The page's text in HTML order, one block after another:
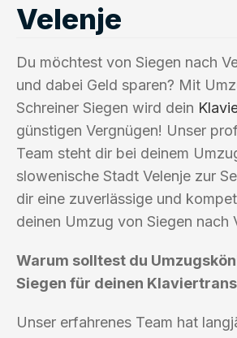
Velenje
Du möchtest von Siegen nach
und dabei Geld sparen? Mit
Schreiner Siegen wird dein
günstigen Vergnügen! Unser
Team steht dir bei deinem
slowenische Stadt Velenje zur
dir eine zuverlässige und
deinen Umzug von Siegen nach
Warum solltest du
Siegen für deinen
Unser erfahrenes Team hat